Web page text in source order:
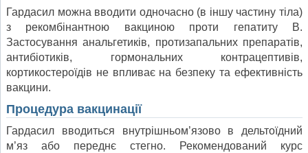
Гардасил можна вводити одночасно (в іншу частину тіла)
з рекомбінантною вакциною проти гепатиту B.
Застосування анальгетиків, протизапальних препаратів,
антибіотиків, гормональних контрацептивів,
кортикостероїдів не впливає на безпеку та ефективність
вакцини.
Процедура вакцинації
Гардасил вводиться внутрішньом’язово в дельтоїдний
м’яз або переднє стегно. Рекомендований курс